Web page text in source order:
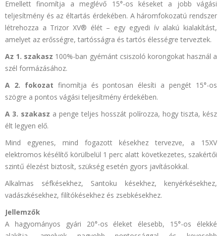
Emellett finomítja a meglévő 15°-os késeket a jobb vágási
teljesítmény és az éltartás érdekében. A háromfokozatú rendszer
létrehozza a Trizor XV® élét – egy egyedi ív alakú kialakítást,
amelyet az erősségre, tartósságra és tartós élességre terveztek.
Az 1. szakasz 100%-ban gyémánt csiszoló korongokat használ a
szél formázásához.
A 2. fokozat finomítja és pontosan élesíti a pengét 15°-os
szögre a pontos vágási teljesítmény érdekében.
A 3. szakasz a penge teljes hosszát polírozza, hogy tiszta, kész
élt legyen elő.
Mind egyenes, mind fogazott késekhez tervezve, a 15XV
elektromos késélítő körülbelül 1 perc alatt következetes, szakértői
szintű élezést biztosít, szükség esetén gyors javításokkal.
Alkalmas séfkésekhez, Santoku késekhez, kenyérkésekhez,
vadászkésekhez, filítókésekhez és zsebkésekhez.
Jellemzők
A hagyományos gyári 20°-os éleket élesebb, 15°-os élekké